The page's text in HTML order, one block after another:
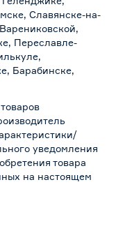
Славянске-на-
Переславле-
Барабинске,
уведомления
товара
на настоящем